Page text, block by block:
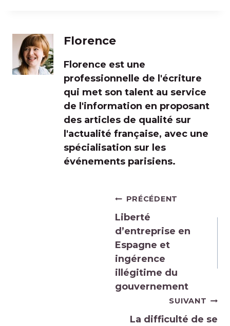
Florence
Florence est une
professionnelle de l'écriture
qui met son talent au service
de l'information en proposant
des articles de qualité sur
l'actualité française, avec une
spécialisation sur les
événements parisiens.
PRÉCÉDENT
Liberté
d’entreprise en
Espagne et
ingérence
illégitime du
gouvernement
SUIVANT
La difficulté de se